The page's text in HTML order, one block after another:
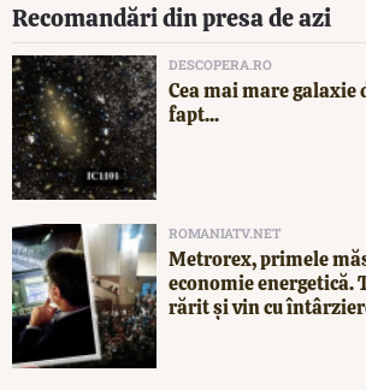
Recomandări din presa de azi
DESCOPERA.RO
Cea mai mare galaxie
fapt...
ROMANIATV.NET
Metrorex, primele
economie energetică.
rărit și vin cu